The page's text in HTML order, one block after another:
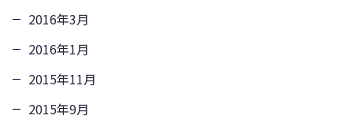
2016年3月
2016年1月
2015年11月
2015年9月